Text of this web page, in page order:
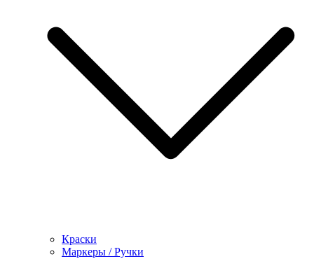
Краски
Маркеры / Ручки